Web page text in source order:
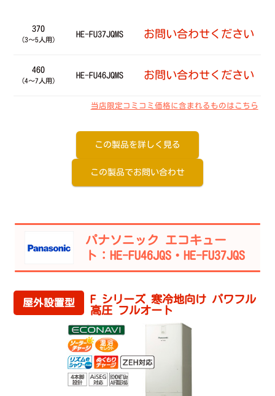
370
（3～5人用）
HE-FU37JQMS お問い合わせください
460
（4～7人用）
HE-FU46JQMS お問い合わせください
当店限定コミコミ価格に含まれるものはこちら
この製品を詳しく見る
この製品でお問い合わせ
パナソニック エコキュー
ト：HE-FU46JQS・HE-FU37JQS
屋外設置型
F シリーズ 寒冷地向け パワフル
高圧 フルオート